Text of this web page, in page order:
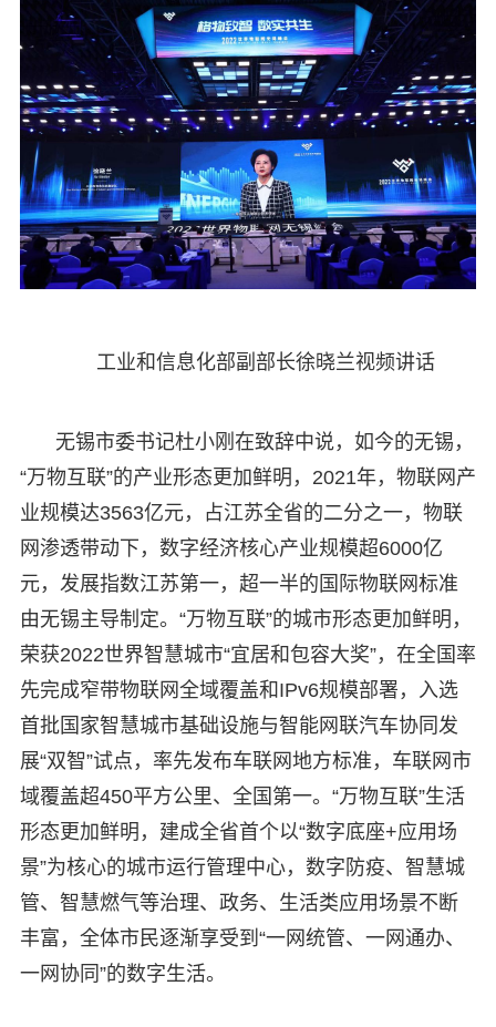
工业和信息化部副部长徐晓兰视频讲话
无锡市委书记杜小刚在致辞中说，如今的无锡，
“万物互联”的产业形态更加鲜明，2021年，物联网产
业规模达3563亿元，占江苏全省的二分之一，物联
网渗透带动下，数字经济核心产业规模超6000亿
元，发展指数江苏第一，超一半的国际物联网标准
由无锡主导制定。“万物互联”的城市形态更加鲜明，
荣获2022世界智慧城市“宜居和包容大奖”，在全国率
先完成窄带物联网全域覆盖和IPv6规模部署，入选
首批国家智慧城市基础设施与智能网联汽车协同发
展“双智”试点，率先发布车联网地方标准，车联网市
域覆盖超450平方公里、全国第一。“万物互联”生活
形态更加鲜明，建成全省首个以“数字底座+应用场
景”为核心的城市运行管理中心，数字防疫、智慧城
管、智慧燃气等治理、政务、生活类应用场景不断
丰富，全体市民逐渐享受到“一网统管、一网通办、
一网协同”的数字生活。